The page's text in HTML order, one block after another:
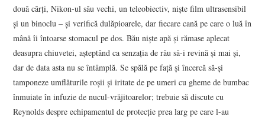
două cărți, Nikon-ul său vechi, un teleobiectiv, niște film ultrasensibil
și un binoclu – și verifică dulăpioarele, dar fiecare cană pe care o luă în
mână îi întoarse stomacul pe dos. Bău niște apă și rămase aplecat
deasupra chiuvetei, așteptând ca senzația de rău să-i revină și mai și,
dar de data asta nu se întâmplă. Se spălă pe față și încercă să-și
tamponeze umflăturile roșii și iritate de pe umeri cu gheme de bumbac
înmuiate în infuzie de nucul-vrăjitoarelor; trebuie să discute cu
Reynolds despre echipamentul de protecție prea larg pe care l-au